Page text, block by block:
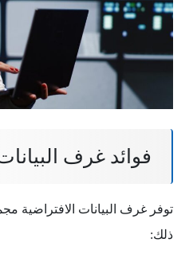
فوائد غرف
توفر غرف البيانات الافتراضية
ذلك: